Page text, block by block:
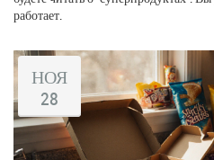
работает.
НОЯ
28